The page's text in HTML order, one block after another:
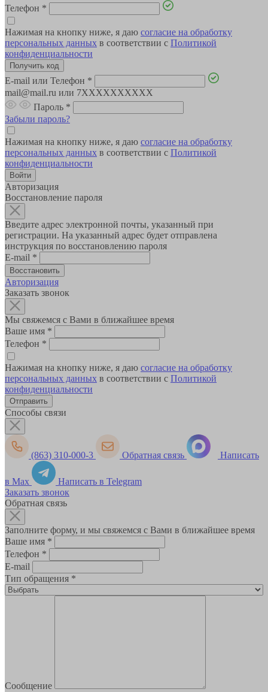
Телефон *
Нажимая на кнопку ниже, я даю согласие на обработку
персональных данных в соответствии с Политикой
конфиденциальности
E-mail или Телефон *
mail@mail.ru или 7XXXXXXXXXX
Пароль *
Забыли пароль?
Нажимая на кнопку ниже, я даю согласие на обработку
персональных данных в соответствии с Политикой
конфиденциальности
Авторизация
Восстановление пароля
Введите адрес электронной почты, указанный при
регистрации. На указанный адрес будет отправлена
инструкция по восстановлению пароля
E-mail *
Авторизация
Заказать звонок
Мы свяжемся с Вами в ближайшее время
Ваше имя *
Телефон *
Нажимая на кнопку ниже, я даю согласие на обработку
персональных данных в соответствии с Политикой
конфиденциальности
Способы связи
(863) 310-000-3 Обратная связь Написать
в Max
Написать в Telegram
Заказать звонок
Обратная связь
Заполните форму, и мы свяжемся с Вами в ближайшее время
Ваше имя *
Телефон *
E-mail
Тип обращения *
Сообщение